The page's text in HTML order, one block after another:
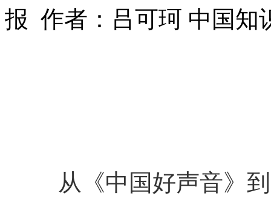
报 作者：吕可珂 中国
从《中国好声音》